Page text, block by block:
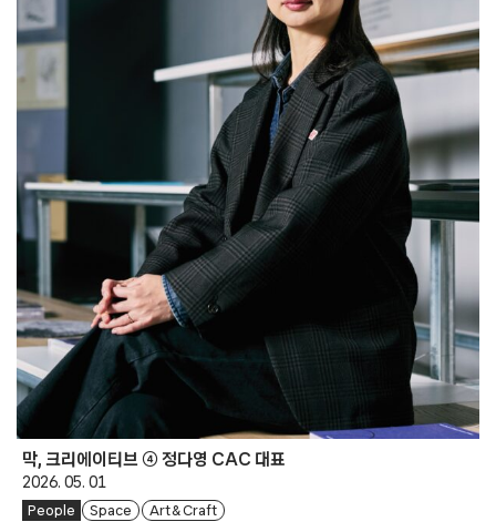
막, 크리에이티브 ④ 정다영 CAC 대표
2026. 05. 01
People Space Art & Craft